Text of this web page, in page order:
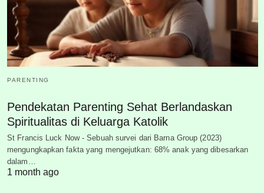
PARENTING
Pendekatan Parenting Sehat Berlandaskan
Spiritualitas di Keluarga Katolik
St Francis Luck Now - Sebuah survei dari Barna Group (2023)
mengungkapkan fakta yang mengejutkan: 68% anak yang dibesarkan
dalam…
1 month ago